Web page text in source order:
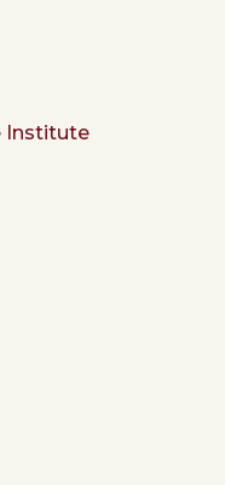
Institute